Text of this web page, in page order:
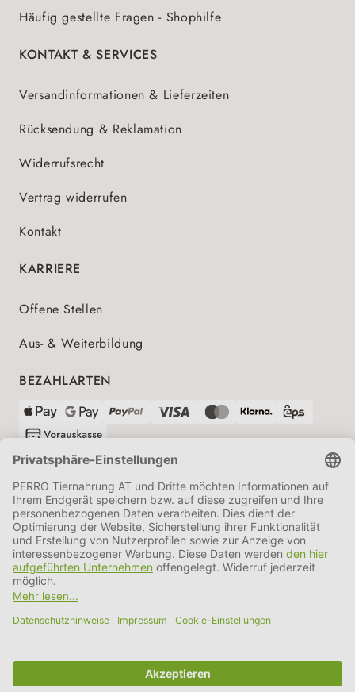
Häufig gestellte Fragen - Shophilfe
KONTAKT & SERVICES
Versandinformationen & Lieferzeiten
Rücksendung & Reklamation
Widerrufsrecht
Vertrag widerrufen
Kontakt
KARRIERE
Offene Stellen
Aus- & Weiterbildung
BEZAHLARTEN
VERSANDPARTNER